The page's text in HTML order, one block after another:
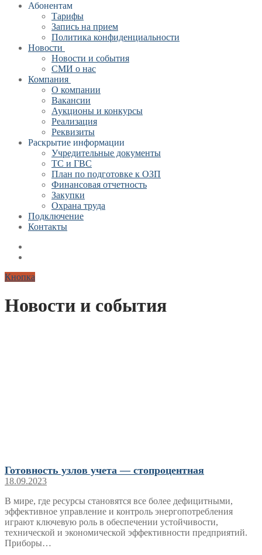
Абонентам
Тарифы
Запись на прием
Политика конфиденциальности
Новости
Новости и события
СМИ о нас
Компания
О компании
Вакансии
Аукционы и конкурсы
Реализация
Реквизиты
Раскрытие информации
Учредительные документы
ТС и ГВС
План по подготовке к ОЗП
Финансовая отчетность
Закупки
Охрана труда
Подключение
Контакты
Кнопка
Новости и события
Готовность узлов учета — стопроцентная
18.09.2023
В мире, где ресурсы становятся все более дефицитными,
эффективное управление и контроль энергопотребления
играют ключевую роль в обеспечении устойчивости,
технической и экономической эффективности предприятий.
Приборы…